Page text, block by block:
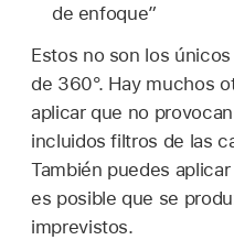
de enfoque”
Estos no son los
de 360°. Hay muchos
aplicar que no
incluidos filtros de las
También puedes
es posible que se
imprevistos.